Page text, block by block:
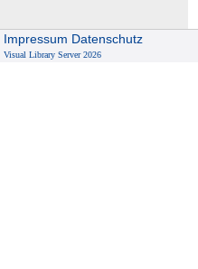
Impressum Datenschutz
Visual Library Server 2026